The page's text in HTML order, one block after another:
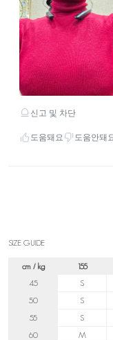
SIZE GUIDE
cm / kg 155
45
S
50
S
55
S
60
M